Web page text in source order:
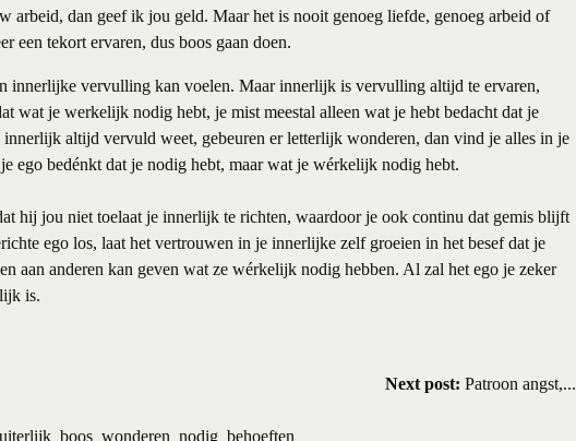
dan geef ik jou geld. Maar het is nooit genoeg liefde, genoeg arbeid of
een tekort ervaren, dus boos gaan doen.
innerlijke vervulling kan voelen. Maar innerlijk is vervulling altijd te ervaren,
wat je werkelijk nodig hebt, je mist meestal alleen wat je hebt bedacht dat je
altijd vervuld weet, gebeuren er letterlijk wonderen, dan vind je alles in je
ego bedénkt dat je nodig hebt, maar wat je wérkelijk nodig hebt.
hij jou niet toelaat je innerlijk te richten, waardoor je ook continu dat gemis blijft
ego los, laat het vertrouwen in je innerlijke zelf groeien in het besef dat je
aan anderen kan geven wat ze wérkelijk nodig hebben. Al zal het ego je zeker
is.
Next post: Patroon angst,...
uiterlijk boos wonderen nodig behoeften